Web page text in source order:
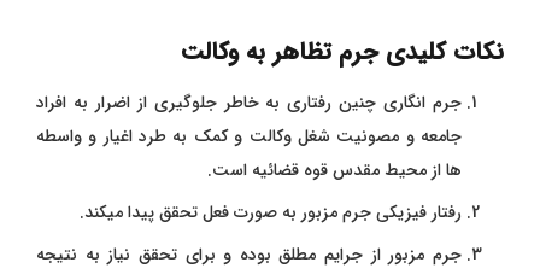
نکات کلیدی جرم تظاهر به وکالت
جرم انگاری چنین رفتاری به خاطر جلوگیری از اضرار به افراد
جامعه و مصونیت شغل وکالت و کمک به طرد اغیار و واسطه
ها از محیط مقدس قوه قضائیه است.
رفتار فیزیکی جرم مزبور به صورت فعل تحقق پیدا میکند.
جرم مزبور از جرایم مطلق بوده و برای تحقق نیاز به نتیجه